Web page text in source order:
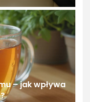
– jak wpływa